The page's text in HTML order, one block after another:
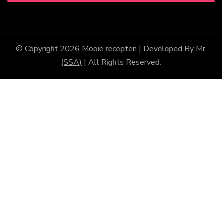
© Copyright 2026 Mooie recepten | Developed By Mr.
(SSA) | All Rights Reserved.